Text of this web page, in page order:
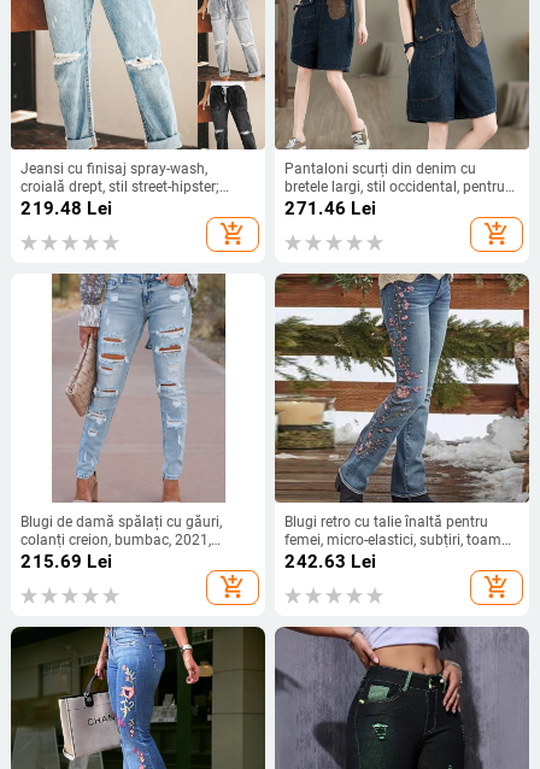
Jeansi cu finisaj spray-wash,
croială drept, stil street-hipster;
bumbac-elastan; pânză de in 30-
219.48 Lei
add_shopping_cart
Pantaloni scurți din denim cu
bretele largi, stil occidental, pentru
femei, salopetă coreeană, acoperită
271.46 Lei
add_shopping_cart
Blugi de damă spălați cu găuri,
colanți creion, bumbac, 2021,
transfrontalieri europene și
americane, AliExpress Amazon
215.69 Lei
add_shopping_cart
Blugi retro cu talie înaltă pentru
femei, micro-elastici, subțiri, toamna
și iarna 2024, Amazon, noi
242.63 Lei
add_shopping_cart